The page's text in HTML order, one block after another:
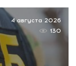
4 августа 2026
130